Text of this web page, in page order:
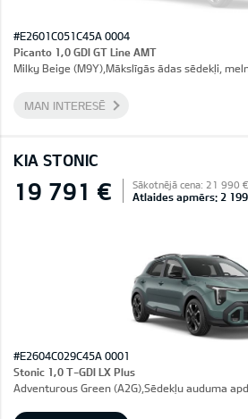
#E2601C051C45A 0004
Picanto 1,0 GDI GT Line AMT
Milky Beige (M9Y),Mākslīgās ādas sēdekļi,
MAN INTERESĒ
KIA STONIC
19 791 € Sākotnējā cena: 21 990 €
Atlaides apmērs: 2
#E2604C029C45A 0001
Stonic 1,0 T-GDI LX Plus
Adventurous Green (A2G),Sēdekļu auduma